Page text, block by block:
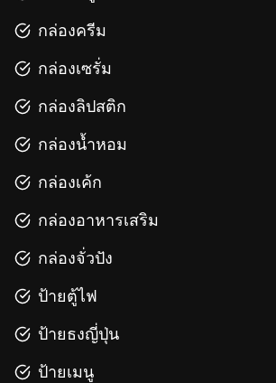
กล่องครีม
กล่องเซรั่ม
กล่องลิปสติก
กล่องน้ำหอม
กล่องเค้ก
กล่องอาหารเสริม
กล่องจั่วปัง
ป้ายตู้ไฟ
ป้ายธงญี่ปุ่น
ป้ายเมนู